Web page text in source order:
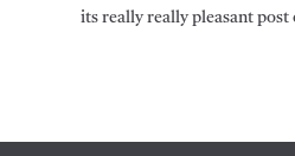
its really really pleasant